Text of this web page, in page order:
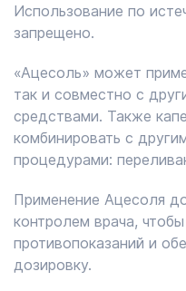
Использование по
запрещено.
«Ацесоль» может
так и совместно с
средствами. Также
комбинировать с
процедурами:
Применение Ацесоля
контролем врача,
противопоказаний и
дозировку.